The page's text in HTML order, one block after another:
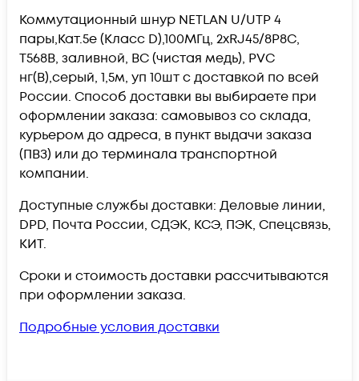
Коммутационный шнур NETLAN U/UTP 4
пары,Кат.5е (Класс D),100МГц, 2хRJ45/8P8C,
T568B, заливной, BC (чистая медь), PVC
нг(B),серый, 1,5м, уп 10шт c доставкой по всей
России. Способ доставки вы выбираете при
оформлении заказа: самовывоз со склада,
курьером до адреса, в пункт выдачи заказа
(ПВЗ) или до терминала транспортной
компании.
Доступные службы доставки: Деловые линии,
DPD, Почта России, СДЭК, КСЭ, ПЭК, Спецсвязь,
КИТ.
Сроки и стоимость доставки рассчитываются
при оформлении заказа.
Подробные условия доставки